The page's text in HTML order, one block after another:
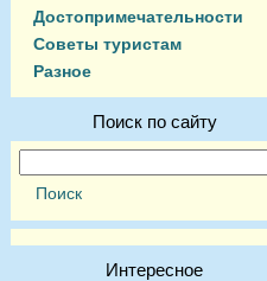
Достопримечательности
Советы туристам
Разное
Поиск по сайту
Интересное